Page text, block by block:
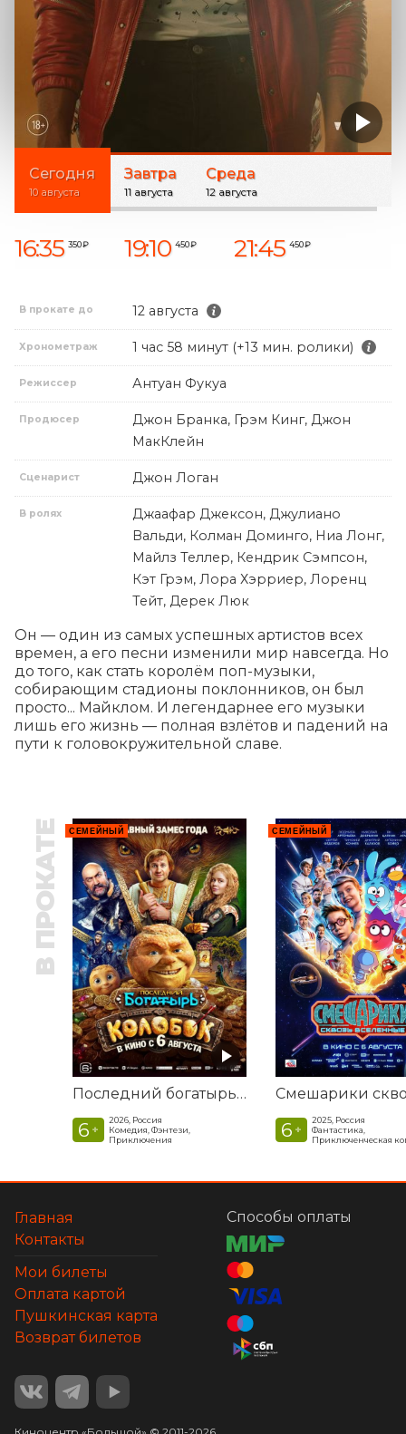
Сегодня
10 августа
Завтра
11 августа
Среда
12 августа
16:35 350 ₽ 19:10 450 ₽ 21:45 450 ₽
В прокате до 12 августа
Хронометраж 1 час 58 минут (+13 мин. ролики)
Режиссер Антуан Фукуа
Продюсер
Джон Бранка, Грэм Кинг, Джон
МакКлейн
Сценарист Джон Логан
В ролях
Джаафар Джексон, Джулиано
Вальди, Колман Доминго, Ниа Лонг,
Майлз Теллер, Кендрик Сэмпсон,
Кэт Грэм, Лора Хэрриер, Лоренц
Тейт, Дерек Люк
Он — один из самых успешных артистов всех
времен, а его песни изменили мир навсегда. Но
до того, как стать королём поп-музыки,
собирающим стадионы поклонников, он был
просто... Майклом. И легендарнее его музыки
лишь его жизнь — полная взлётов и падений на
пути к головокружительной славе.
В ПРОКАТЕ СЕМЕЙНЫЙ
Последний богатырь. Колобок
6 +
2026, Россия
Комедия, Фэнтези,
Приключения
СЕМЕЙНЫЙ
6 +
2025, Россия
Фантастика,
Приключенческая
Главная
Контакты
Мои билеты
Оплата картой
Пушкинская карта
Возврат билетов
Способы оплаты